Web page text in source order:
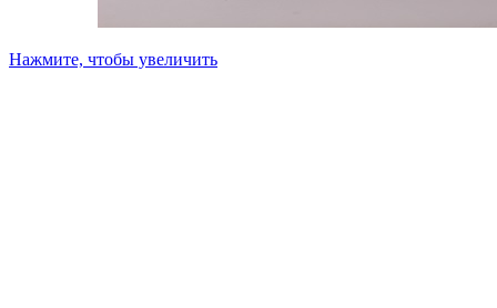
Нажмите, чтобы увеличить